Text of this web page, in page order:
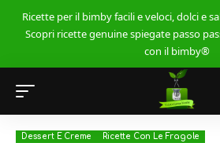
Ricette per il bimby facili e veloci, dolci e
Scopri ricette genuine spiegate passo
con il bimby®
Dessert E Creme Ricette Con Le Fragole